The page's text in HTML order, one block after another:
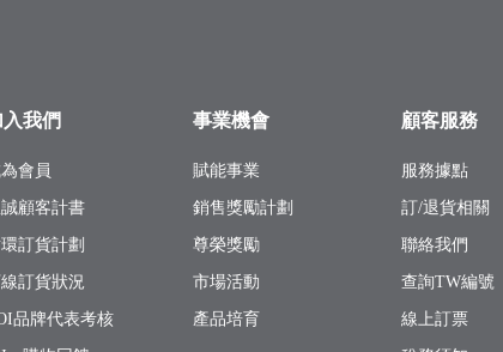
我們
會員
顧客計書
訂貨計劃
訂貨狀況
品牌代表考核
事業機會
賦能事業
銷售獎勵計劃
尊榮獎勵
市場活動
產品培育
顧客服務
服務據點
訂/退貨相關
聯絡我們
查詢TW編號
線上訂票